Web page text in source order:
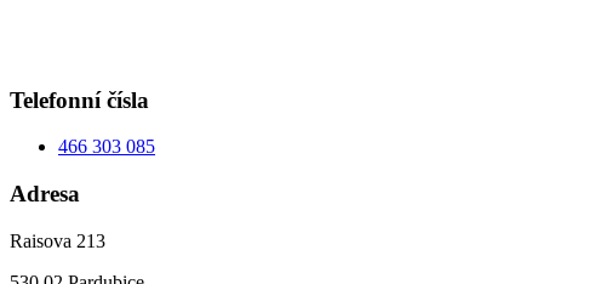
Telefonní čísla
466 303 085
Adresa
Raisova 213